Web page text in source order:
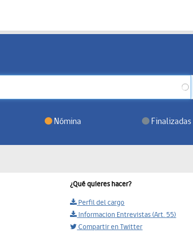
Nómina Finalizadas
¿Qué quieres hacer?
Perfil del cargo
Informacion Entrevistas (Art. 55)
Compartir en Twitter